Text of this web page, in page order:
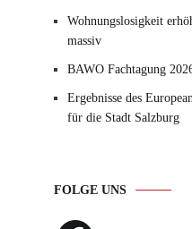
Wohnungslosigkeit
massiv
BAWO Fachtagung
Ergebnisse des
für die Stadt Salzburg
FOLGE UNS
Facebook